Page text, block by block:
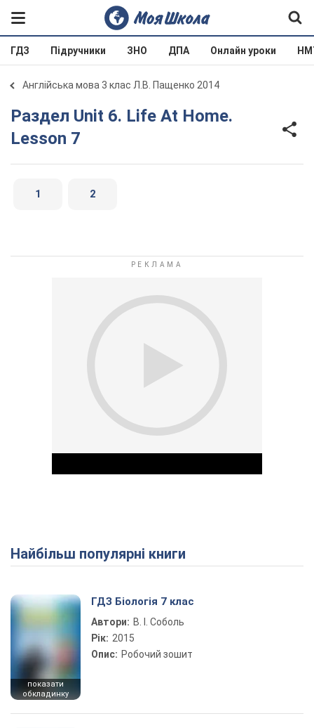
ГДЗ Підручники ЗНО ДПА Онлайн уроки
Англійська мова 3 клас Л.В. Пащенко 2014
Раздел Unit 6. Life At Home.
Lesson 7
1 2
Play Video
Найбільш популярні книги
показати
обкладинку
ГДЗ Біологія 7 клас
Автори: В. І. Соболь
Рік: 2015
Опис: Робочий зошит